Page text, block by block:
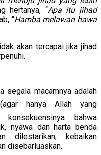
hertanya, “Apa itu jihad
“Hamba melawan hawa
akan tercapai jika jihad
segala macamnya adalah
bahwa
nyawa dan harta benda
dilestarikan, kebaikan
disebarluaskan.